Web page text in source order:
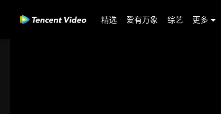
精选 爱有万象 综艺 更多